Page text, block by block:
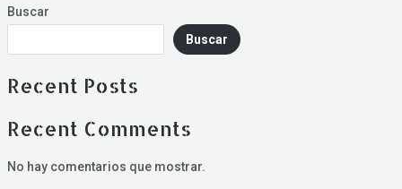
Buscar
Buscar
Recent Posts
Recent Comments
No hay comentarios que mostrar.